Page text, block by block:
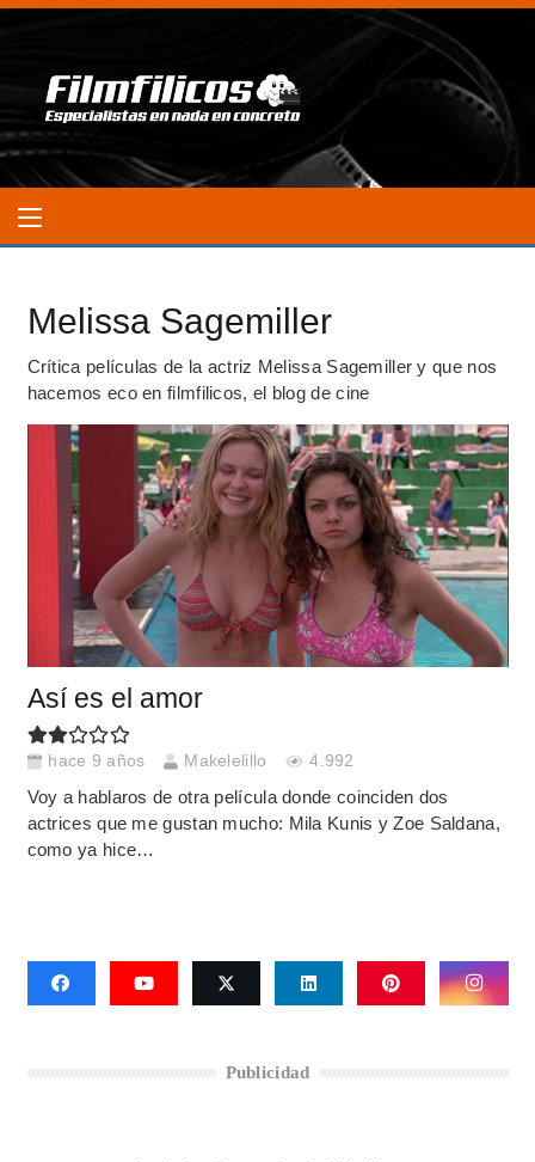
Melissa Sagemiller
Crítica películas de la actriz Melissa Sagemiller y que nos
hacemos eco en filmfilicos, el blog de cine
Así es el amor
hace 9 años Makelelillo 4.992
Voy a hablaros de otra película donde coinciden dos
actrices que me gustan mucho: Mila Kunis y Zoe Saldana,
como ya hice…
Publicidad